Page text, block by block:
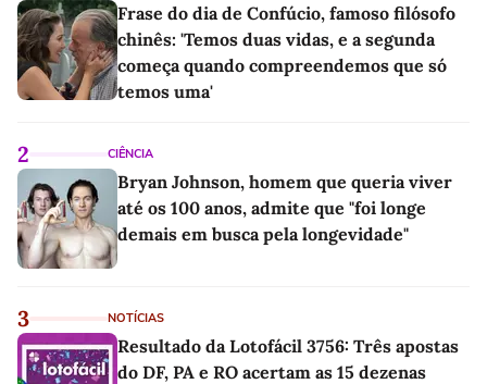
Frase do dia de Confúcio, famoso filósofo
chinês: 'Temos duas vidas, e a segunda
começa quando compreendemos que só
temos uma'
2 CIÊNCIA
Bryan Johnson, homem que queria viver
até os 100 anos, admite que "foi longe
demais em busca pela longevidade"
3 NOTÍCIAS
Resultado da Lotofácil 3756: Três apostas
do DF, PA e RO acertam as 15 dezenas